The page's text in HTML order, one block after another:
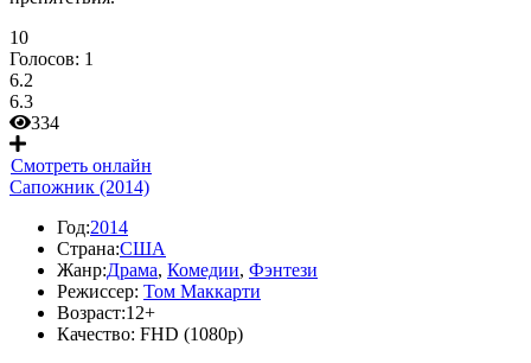
10
Голосов: 1
6.2
6.3
334
Смотреть онлайн
Сапожник (2014)
Год:2014
Страна:США
Жанр:Драма, Комедии, Фэнтези
Режиссер: Том Маккарти
Возраст:12+
Качество: FHD (1080p)